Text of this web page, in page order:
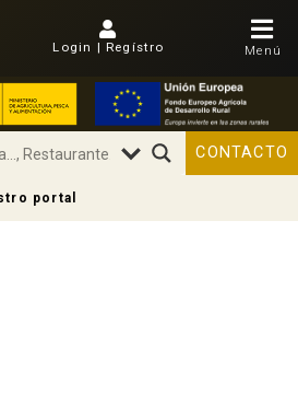
Login | Regístro Menú
CONTACTO
portal